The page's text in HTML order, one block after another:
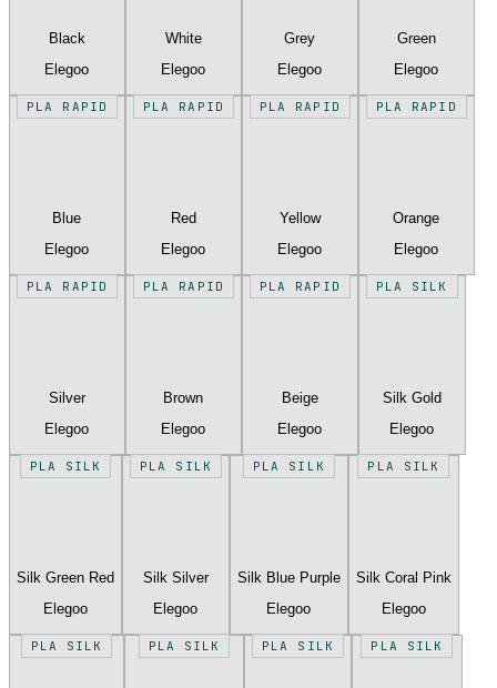
Black
Elegoo
White
Elegoo
Grey
Elegoo
Green
Elegoo
PLA RAPID
Blue
Elegoo
PLA RAPID
Red
Elegoo
PLA RAPID
Yellow
Elegoo
PLA RAPID
Orange
Elegoo
PLA RAPID
Silver
Elegoo
PLA RAPID
Brown
Elegoo
PLA RAPID
Beige
Elegoo
PLA SILK
Silk Gold
Elegoo
PLA SILK
Silk Green Red
Elegoo
PLA SILK
Silk Silver
Elegoo
PLA SILK
Silk Blue Purple
Elegoo
PLA SILK
Silk Coral Pink
Elegoo
PLA SILK PLA SILK PLA SILK PLA SILK